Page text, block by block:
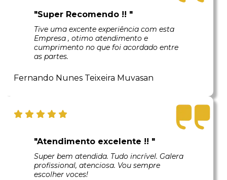
"Super Recomendo !! "
Tive uma excente experiência com esta
Empresa , otimo atendimento e
cumprimento no que foi acordado entre
as partes.
Fernando Nunes Teixeira Muvasan
"Atendimento excelente !! "
Super bem atendida. Tudo incrível. Galera
profissional, atenciosa. Vou sempre
escolher voces!